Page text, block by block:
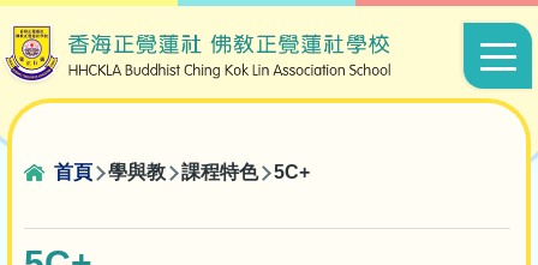
移至主內容
Main
導
連
首頁 學與教 課程特色 5C+